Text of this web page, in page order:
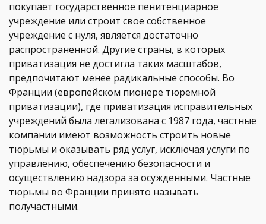
покупает государственное пенитенциарное
учреждение или строит свое собственное
учреждение с нуля, является достаточно
распространенной. Другие страны, в которых
приватизация не достигла таких масштабов,
предпочитают менее радикальные способы. Во
Франции (европейском пионере тюремной
приватизации), где приватизация исправительных
учреждений была легализована с 1987 года, частные
компании имеют возможность строить новые
тюрьмы и оказывать ряд услуг, исключая услуги по
управлению, обеспечению безопасности и
осуществлению надзора за осужденными. Частные
тюрьмы во Франции принято называть
получастными.